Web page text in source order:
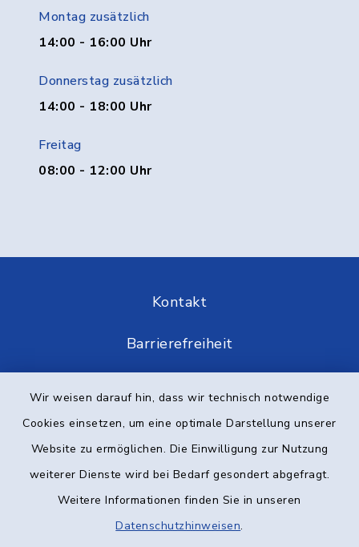
Wir weisen darauf hin, dass wir technisch notwendige
Cookies einsetzen, um eine optimale Darstellung unserer
Website zu ermöglichen. Die Einwilligung zur Nutzung
weiterer Dienste wird bei Bedarf gesondert abgefragt.
Weitere Informationen finden Sie in unseren
Datenschutzhinweisen.
Montag zusätzlich
14:00 - 16:00 Uhr
Donnerstag zusätzlich
14:00 - 18:00 Uhr
Freitag
08:00 - 12:00 Uhr
Kontakt
Barrierefreiheit
Impressum
Elektronische Kommunikation
Sitemap